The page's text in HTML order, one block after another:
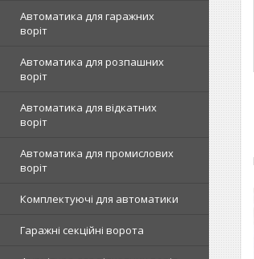
Автоматика для гаражних
воріт
Автоматика для розпашних
воріт
Автоматика для відкатних
воріт
Автоматика для промислових
воріт
Комплектуючі для автоматики
Гаражні секційні ворота